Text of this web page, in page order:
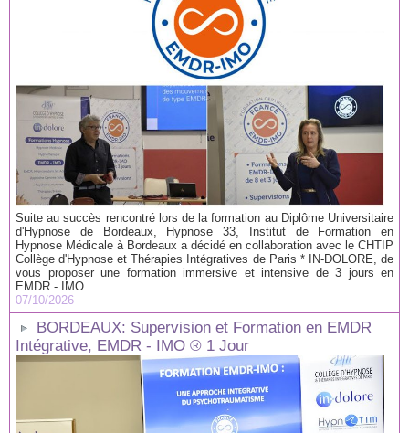
Suite au succès rencontré lors de la formation au Diplôme Universitaire
d'Hypnose de Bordeaux, Hypnose 33, Institut de Formation en
Hypnose Médicale à Bordeaux a décidé en collaboration avec le CHTIP
Collège d'Hypnose et Thérapies Intégratives de Paris * IN-DOLORE, de
vous proposer une formation immersive et intensive de 3 jours en
EMDR - IMO...
07/10/2026
BORDEAUX: Supervision et Formation en EMDR
Intégrative, EMDR - IMO ® 1 Jour